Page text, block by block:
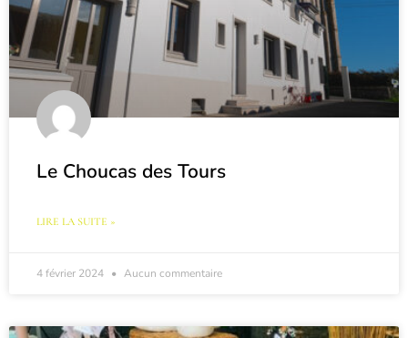
Le Choucas des Tours
LIRE LA SUITE »
4 février 2024 Aucun commentaire